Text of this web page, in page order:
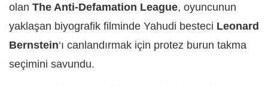
olan The Anti-Defamation League, oyuncunun
yaklaşan biyografik filminde Yahudi besteci Leonard
Bernstein‘ı canlandırmak için protez burun takma
seçimini savundu.